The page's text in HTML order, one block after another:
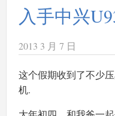
入手中兴
2013 3 月 7 日
这个假期收到了不少
机.